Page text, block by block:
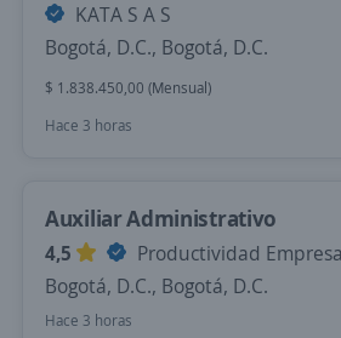
KATA S A S
Bogotá, D.C., Bogotá, D.C.
$ 1.838.450,00 (Mensual)
Hace 3 horas
Auxiliar Administrativo
4,5
Productividad
Bogotá, D.C., Bogotá, D.C.
Hace 3 horas